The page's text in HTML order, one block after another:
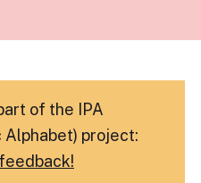
of the IPA
Alphabet) project: